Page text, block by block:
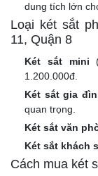
dung tích lớn
Loại két sắt
11, Quận 8
Két sắt mini
1.200.000đ.
Két sắt gia
quan trọng.
Két sắt văn
Két sắt khách
Cách mua két